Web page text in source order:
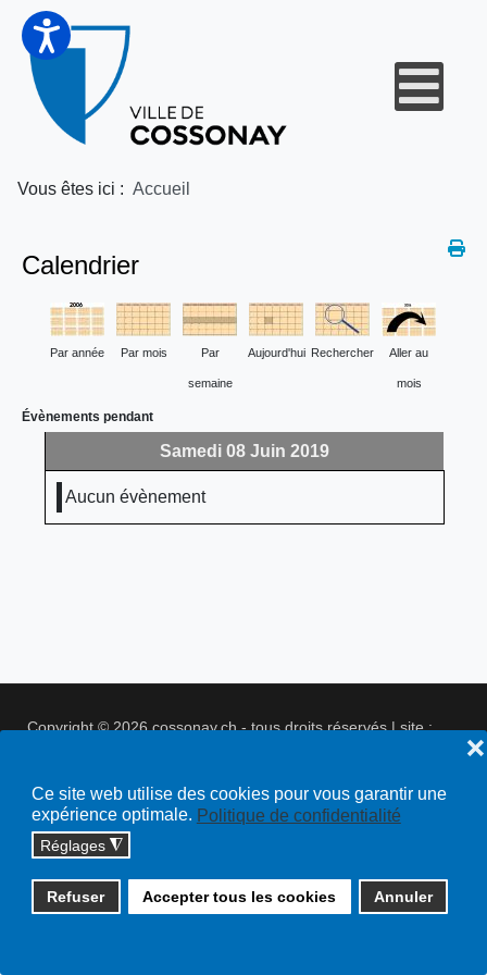
Ce site web utilise des cookies pour vous garantir une
expérience optimale. Politique de confidentialité
Réglages ◮
Refuser Accepter tous les cookies Annuler
❌
Vous êtes ici : Accueil
Calendrier
Par année Par mois Par
semaine
Aujourd'hui Rechercher Aller au
mois
Évènements pendant
Samedi 08 Juin 2019
Aucun évènement
Copyright © 2026 cossonay.ch - tous droits réservés | site :
Plan du site